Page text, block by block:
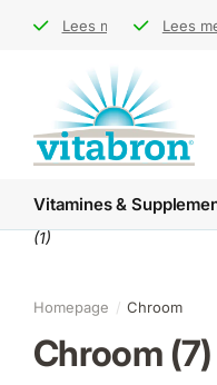
Bezoek ons op de
Lees meer
Bezoek ons op de
Gratis
Lees
Gratis
Vitamines &
(1)
Homepage Chroom
Chroom (7)